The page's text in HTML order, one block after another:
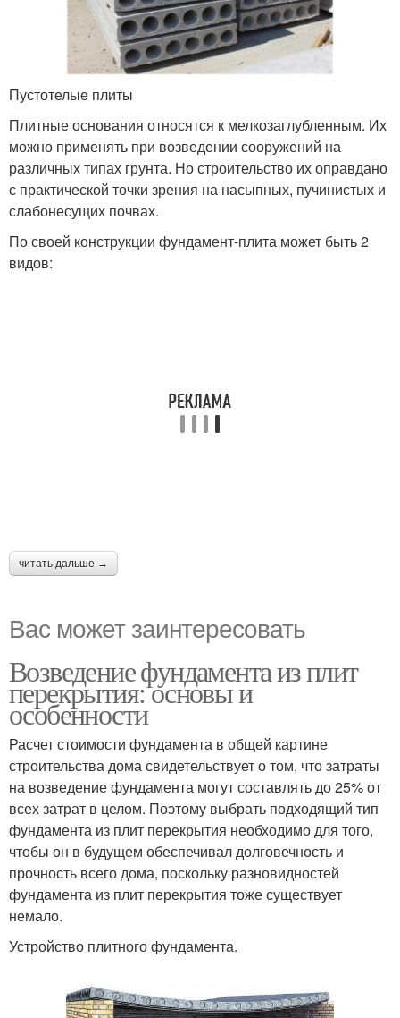
Пустотелые плиты
Плитные основания относятся к мелкозаглубленным. Их
можно применять при возведении сооружений на
различных типах грунта. Но строительство их оправдано
с практической точки зрения на насыпных, пучинистых и
слабонесущих почвах.
По своей конструкции фундамент-плита может быть 2
видов:
читать дальше →
Вас может заинтересовать
Возведение фундамента из плит
перекрытия: основы и
особенности
Расчет стоимости фундамента в общей картине
строительства дома свидетельствует о том, что затраты
на возведение фундамента могут составлять до 25% от
всех затрат в целом. Поэтому выбрать подходящий тип
фундамента из плит перекрытия необходимо для того,
чтобы он в будущем обеспечивал долговечность и
прочность всего дома, поскольку разновидностей
фундамента из плит перекрытия тоже существует
немало.
Устройство плитного фундамента.